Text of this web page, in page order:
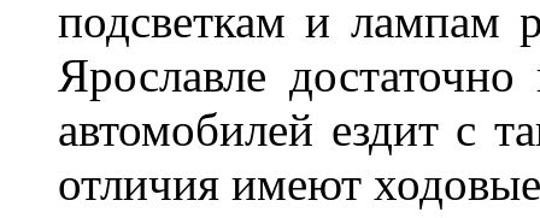
подсветкам и лампам
Ярославле
автомобилей ездит с
отличия имеют